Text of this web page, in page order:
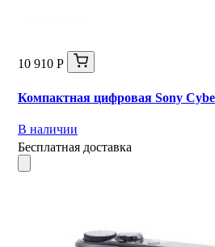
10 910 Р
Компактная цифровая Sony
В наличии
Бесплатная доставка